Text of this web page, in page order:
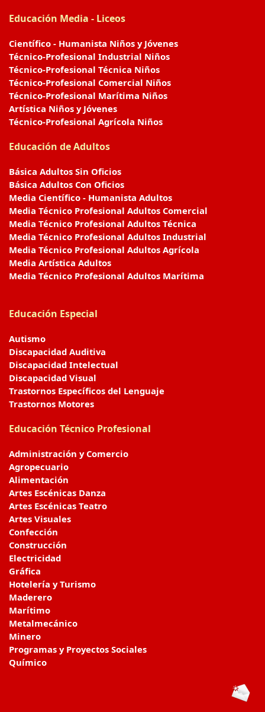
Educación Media - Liceos
Científico - Humanista Niños y Jóvenes
Técnico-Profesional Industrial Niños
Técnico-Profesional Técnica Niños
Técnico-Profesional Comercial Niños
Técnico-Profesional Marítima Niños
Artística Niños y Jóvenes
Técnico-Profesional Agrícola Niños
Educación de Adultos
Básica Adultos Sin Oficios
Básica Adultos Con Oficios
Media Científico - Humanista Adultos
Media Técnico Profesional Adultos Comercial
Media Técnico Profesional Adultos Técnica
Media Técnico Profesional Adultos Industrial
Media Técnico Profesional Adultos Agrícola
Media Artística Adultos
Media Técnico Profesional Adultos Marítima
Educación Especial
Autismo
Discapacidad Auditiva
Discapacidad Intelectual
Discapacidad Visual
Trastornos Específicos del Lenguaje
Trastornos Motores
Educación Técnico Profesional
Administración y Comercio
Agropecuario
Alimentación
Artes Escénicas Danza
Artes Escénicas Teatro
Artes Visuales
Confección
Construcción
Electricidad
Gráfica
Hotelería y Turismo
Maderero
Marítimo
Metalmecánico
Minero
Programas y Proyectos Sociales
Químico